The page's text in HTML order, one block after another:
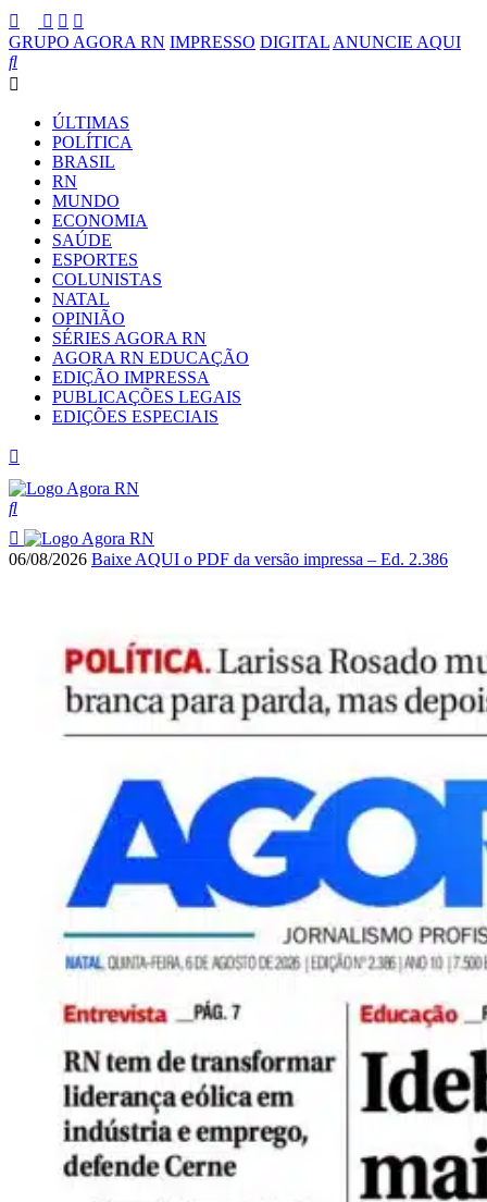
GRUPO AGORA RN IMPRESSO DIGITAL ANUNCIE AQUI
ÚLTIMAS
POLÍTICA
BRASIL
RN
MUNDO
ECONOMIA
SAÚDE
ESPORTES
COLUNISTAS
NATAL
OPINIÃO
SÉRIES AGORA RN
AGORA RN EDUCAÇÃO
EDIÇÃO IMPRESSA
PUBLICAÇÕES LEGAIS
EDIÇÕES ESPECIAIS
06/08/2026 Baixe AQUI o PDF da versão impressa – Ed. 2.386